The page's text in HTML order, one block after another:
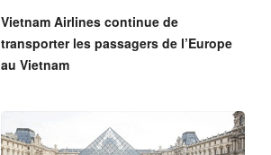
Vietnam Airlines continue de
transporter les passagers de l’Europe
au Vietnam